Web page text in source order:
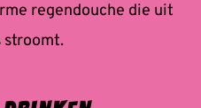
regendouche die uit
stroomt.